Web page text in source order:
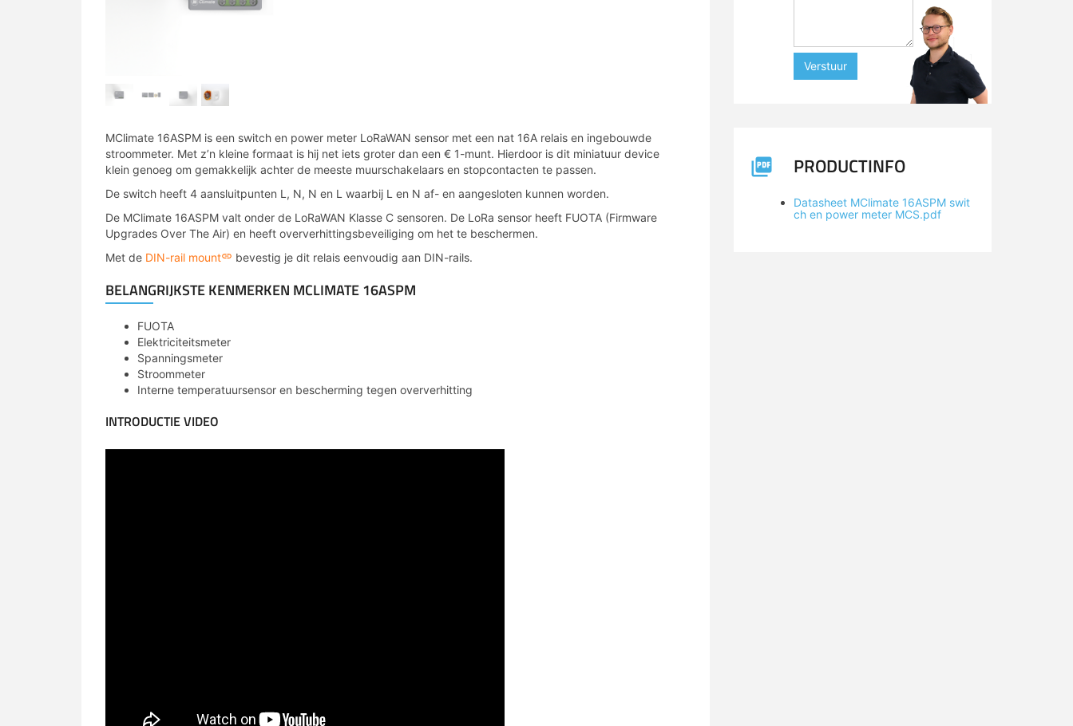
MClimate 16ASPM is een switch en power meter LoRaWAN sensor met een nat 16A relais en ingebouwde
stroommeter. Met z’n kleine formaat is hij net iets groter dan een € 1-munt. Hierdoor is dit miniatuur device
klein genoeg om gemakkelijk achter de meeste muurschakelaars en stopcontacten te passen.
De switch heeft 4 aansluitpunten L, N, N en L waarbij L en N af- en aangesloten kunnen worden.
De MClimate 16ASPM valt onder de LoRaWAN Klasse C sensoren. De LoRa sensor heeft FUOTA (Firmware
Upgrades Over The Air) en heeft oververhittingsbeveiliging om het te beschermen.
Met de DIN-rail mount bevestig je dit relais eenvoudig aan DIN-rails.
BELANGRIJKSTE KENMERKEN MCLIMATE 16ASPM
FUOTA
Elektriciteitsmeter
Spanningsmeter
Stroommeter
Interne temperatuursensor en bescherming tegen oververhitting
INTRODUCTIE VIDEO
Verstuur
PRODUCTINFO
Datasheet MClimate 16ASPM swit
ch en power meter MCS.pdf